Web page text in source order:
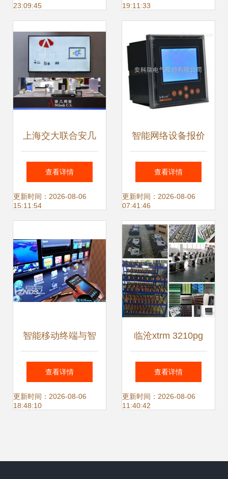
23:09:45
19:11:33
上海交大联合安几
智能 零信任网络安
全产品亮相2021全
览会
查看详情
更新时间：2026-08-06
15:11:54
智能网络设备报价
与规格解析 智能制
造网优质品牌推荐
查看详情
更新时间：2026-08-06
07:41:46
智能移动终端与智
能电视 不可舍弃的
智能网络设备之‘拐
查看详情
更新时间：2026-08-06
18:48:10
临沧xtrm 3210pg
温度远传监测仪 智
能网络设备的精密
查看详情
更新时间：2026-08-06
11:40:42